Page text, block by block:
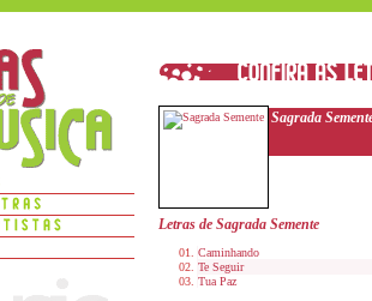
Sagrada
Letras de Sagrada Semente
Caminhando
Te Seguir
Tua Paz